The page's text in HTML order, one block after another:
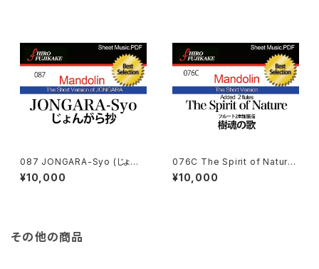
087 JONGARA-Syo (じょん
がら抄）
¥10,000
076C The Spirit of Natur
e (Short Version added 2 F
lutes)(樹魂の歌 :短縮版・フル
¥10,000
その他の商品